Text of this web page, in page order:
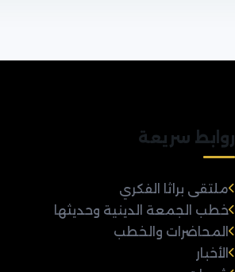
روابط سريعة
ملتقى براثا الفكري
خطب الجمعة الدينية وحديثها
المحاضرات والخطب
الأخبار